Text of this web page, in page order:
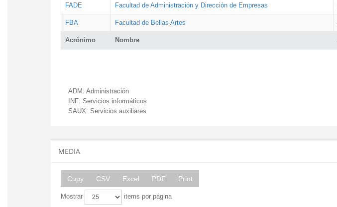
Acrónimo Nombre
FADE Facultad de Administración y Dirección de Empresas
FBA Facultad de Bellas Artes
ADM: Administración
INF: Servicios informáticos
SAUX: Servicios auxiliares
MEDIA
Copy CSV Excel PDF Print
Mostrar items por página